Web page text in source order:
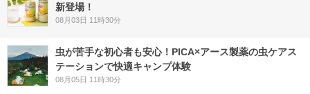
新登場！
08月03日 11時30分
虫が苦手な初心者も安心！PICA×アース製薬の虫ケアス
テーションで快適キャンプ体験
08月05日 11時30分